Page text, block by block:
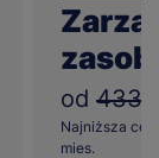
od
Najniższa
mies.